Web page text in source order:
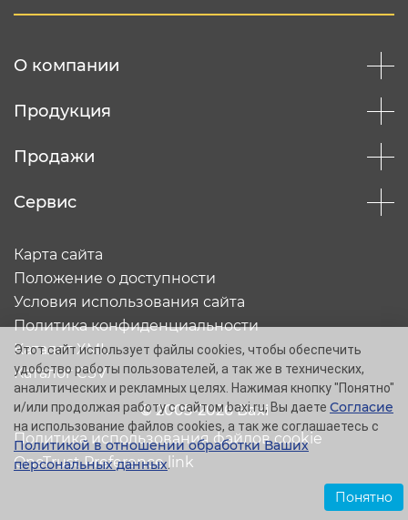
О компании
Продукция
Продажи
Сервис
© 2005-2026 Baxi
Карта сайта
Положение о доступности
Условия использования сайта
Политика конфиденциальности
Каталог XML
Каталог CSV
Политика использования файлов cookie
OneTrust Preference link
Этот сайт использует файлы cookies, чтобы обеспечить
удобство работы пользователей, а так же в технических,
аналитических и рекламных целях. Нажимая кнопку "Понятно"
и/или продолжая работу с сайтом baxi.ru, Вы даете Согласие
на использование файлов cookies, а так же соглашаетесь с
Политикой в отношении обработки Ваших
персональных данных.
Понятно